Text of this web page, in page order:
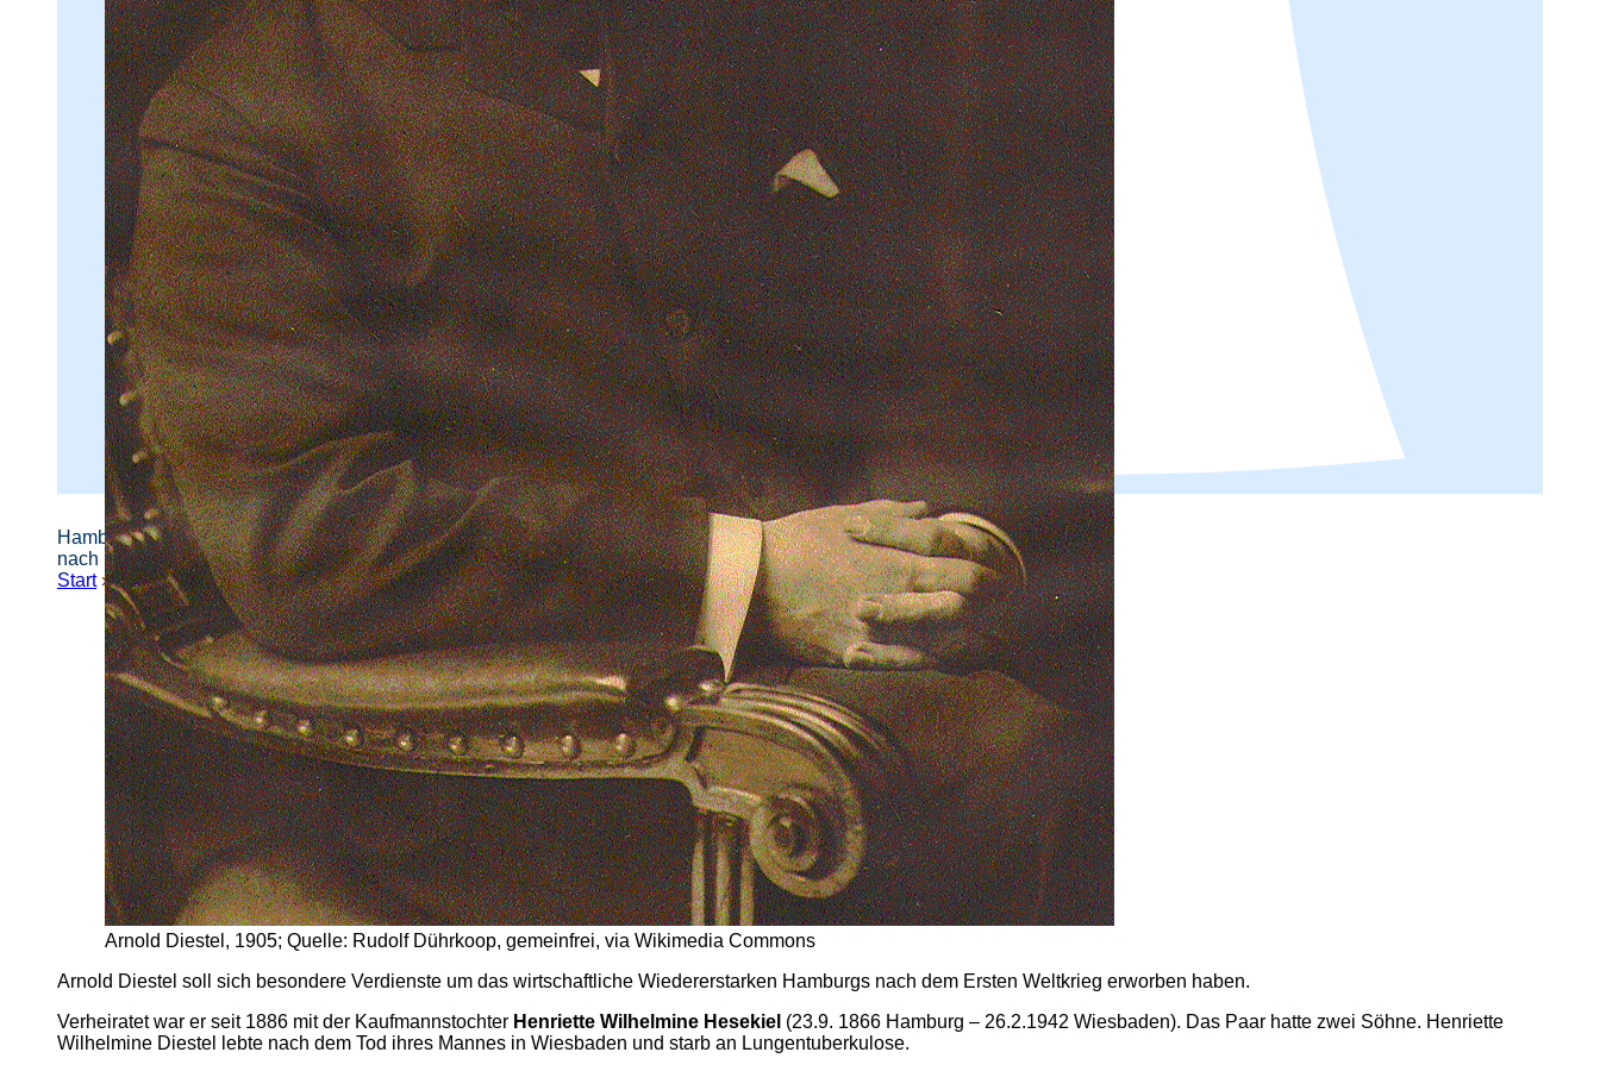
Hamburger Straßennamen -
nach Personen benannt
Start»Erweiterte Suche» Diestelkai
Arnold Diestel, 1905; Quelle: Rudolf Dührkoop, gemeinfrei, via Wikimedia Commons
Arnold Diestel soll sich besondere Verdienste um das wirtschaftliche Wiedererstarken Hamburgs nach dem Ersten Weltkrieg erworben haben.
Verheiratet war er seit 1886 mit der Kaufmannstochter Henriette Wilhelmine Hesekiel (23.9. 1866 Hamburg – 26.2.1942 Wiesbaden). Das Paar hatte zwei Söhne. Henriette
Wilhelmine Diestel lebte nach dem Tod ihres Mannes in Wiesbaden und starb an Lungentuberkulose.